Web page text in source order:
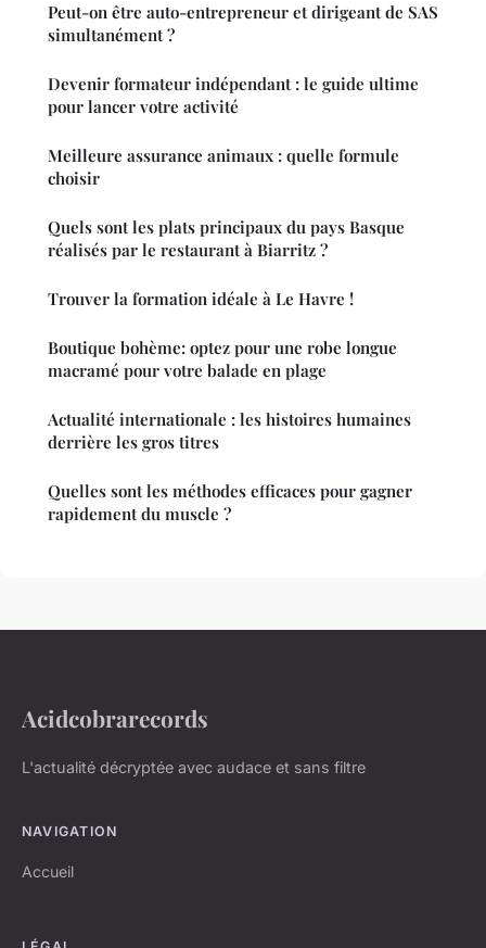
Peut-on être auto-entrepreneur et dirigeant de SAS
simultanément ?
Devenir formateur indépendant : le guide ultime
pour lancer votre activité
Meilleure assurance animaux : quelle formule
choisir
Quels sont les plats principaux du pays Basque
réalisés par le restaurant à Biarritz ?
Trouver la formation idéale à Le Havre !
Boutique bohème: optez pour une robe longue
macramé pour votre balade en plage
Actualité internationale : les histoires humaines
derrière les gros titres
Quelles sont les méthodes efficaces pour gagner
rapidement du muscle ?
Acidcobrarecords
L'actualité décryptée avec audace et sans filtre
NAVIGATION
Accueil